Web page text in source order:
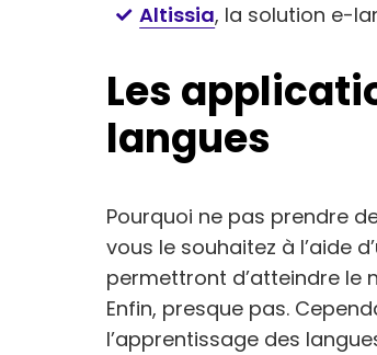
Altissia, la solution e-
Les
langues
Pourquoi ne pas prendre
vous le souhaitez à l’aide
permettront d’atteindre le
Enfin, presque pas.
l’apprentissage des